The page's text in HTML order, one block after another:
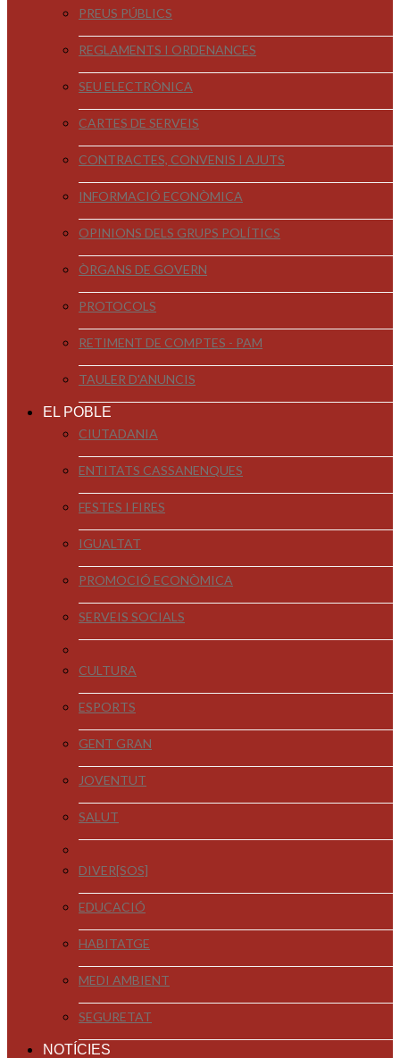
PREUS PÚBLICS
REGLAMENTS I ORDENANCES
SEU ELECTRÒNICA
CARTES DE SERVEIS
CONTRACTES, CONVENIS I AJUTS
INFORMACIÓ ECONÒMICA
OPINIONS DELS GRUPS POLÍTICS
ÒRGANS DE GOVERN
PROTOCOLS
RETIMENT DE COMPTES - PAM
TAULER D'ANUNCIS
EL POBLE
CIUTADANIA
ENTITATS CASSANENQUES
FESTES I FIRES
IGUALTAT
PROMOCIÓ ECONÒMICA
SERVEIS SOCIALS
CULTURA
ESPORTS
GENT GRAN
JOVENTUT
SALUT
DIVER[SOS]
EDUCACIÓ
HABITATGE
MEDI AMBIENT
SEGURETAT
NOTÍCIES